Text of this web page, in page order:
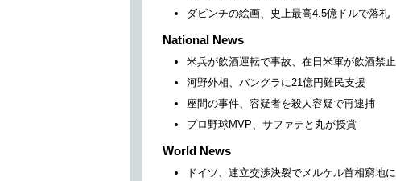
ダビンチの絵画、史上最高4.5億ドルで落札
National News
米兵が飲酒運転で事故、在日米軍が飲酒禁止
河野外相、バングラに21億円難民支援
座間の事件、容疑者を殺人容疑で再逮捕
プロ野球MVP、サファテと丸が授賞
World News
ドイツ、連立交渉決裂でメルケル首相窮地に